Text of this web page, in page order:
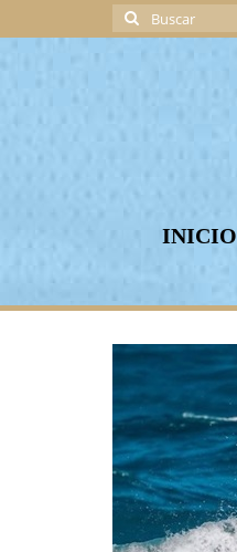
Buscar
por:
INICIO